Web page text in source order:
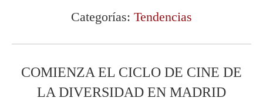
Categorías: Tendencias
COMIENZA EL CICLO DE CINE DE
LA DIVERSIDAD EN MADRID